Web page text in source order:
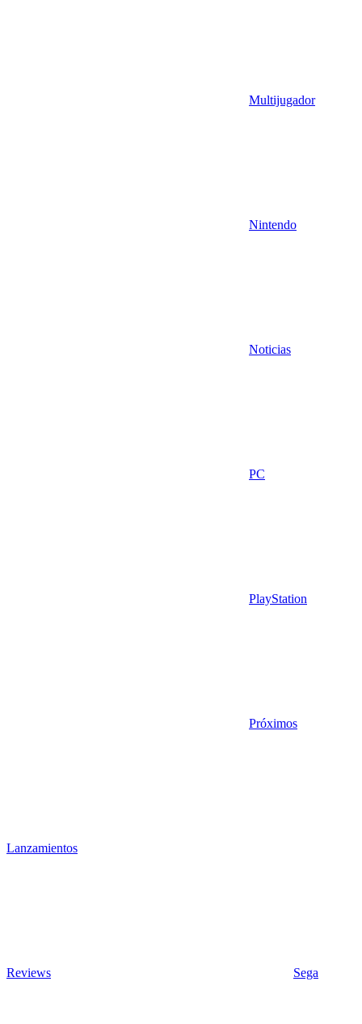
Multijugador
Nintendo
Noticias
PC
PlayStation
Próximos
Lanzamientos
Reviews Sega